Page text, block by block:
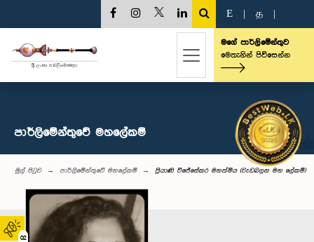
02
E த
මගේ පාර්ලිමේන්තුව
මෙතැනින් පිවිසෙන්න
පාර්ලිමේන්තුවේ මහලේකම්
මුල් පිටුව පාර්ලිමේන්තුවේ මහලේකම් ප්‍රියාණි වි‌ජේ‌සේකර මහත්මිය (වැඩබලන මහ‌ ලේකම්)